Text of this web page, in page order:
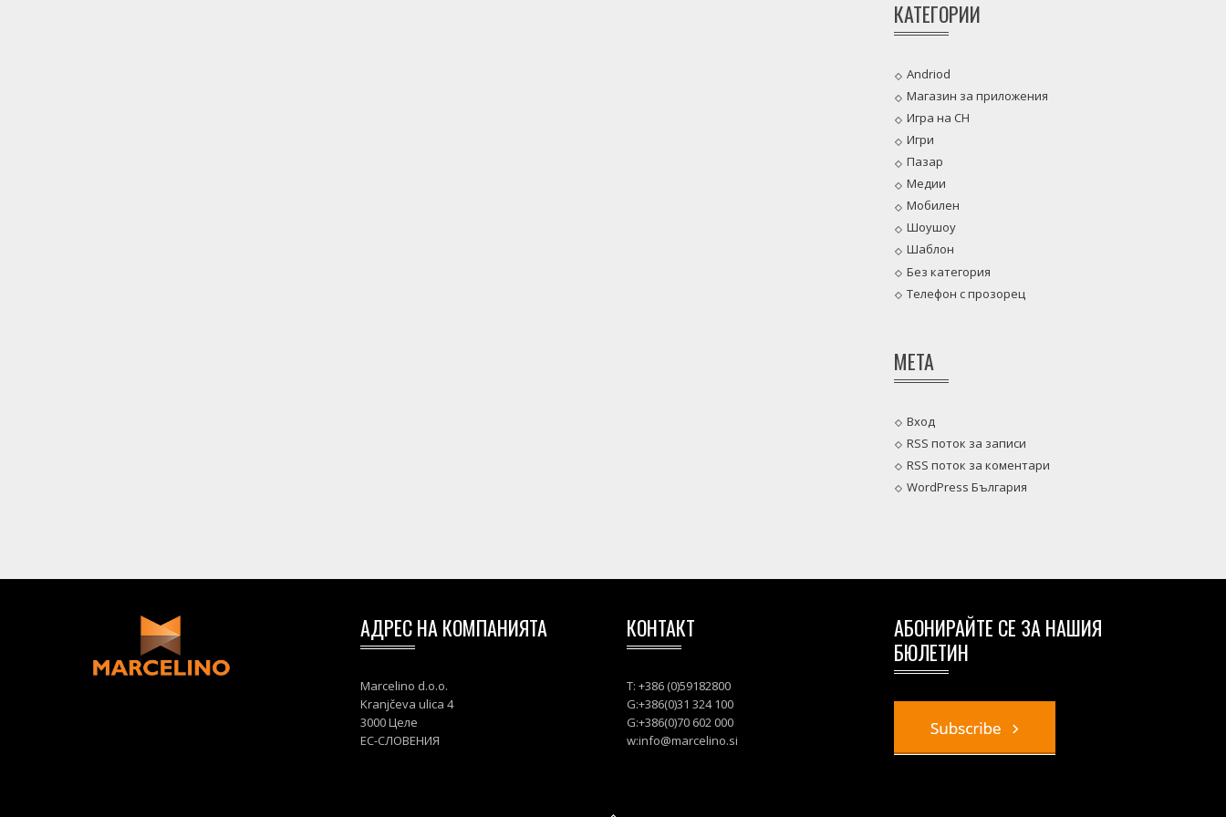
КАТЕГОРИИ
Andriod
Магазин за приложения
Игра на CH
Игри
Пазар
Медии
Мобилен
Шоушоу
Шаблон
Без категория
Телефон с прозорец
МЕТА
Вход
RSS поток за записи
RSS поток за коментари
WordPress България
АДРЕС НА КОМПАНИЯТА
Marcelino d.o.o.
Kranjčeva ulica 4
3000 Целе
ЕС-СЛОВЕНИЯ
КОНТАКТ
T: +386 (0)59182800
G:+386(0)31 324 100
G:+386(0)70 602 000
w:info@marcelino.si
АБОНИРАЙТЕ СЕ ЗА НАШИЯ
БЮЛЕТИН